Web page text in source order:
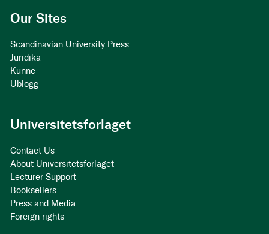
Our Sites
Scandinavian University Press
Juridika
Kunne
Ublogg
Universitetsforlaget
Contact Us
About Universitetsforlaget
Lecturer Support
Booksellers
Press and Media
Foreign rights